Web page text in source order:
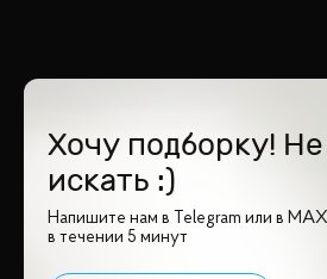
Хочу подборку!
искать :)
Напишите нам в Telegram или в
в течении 5 минут